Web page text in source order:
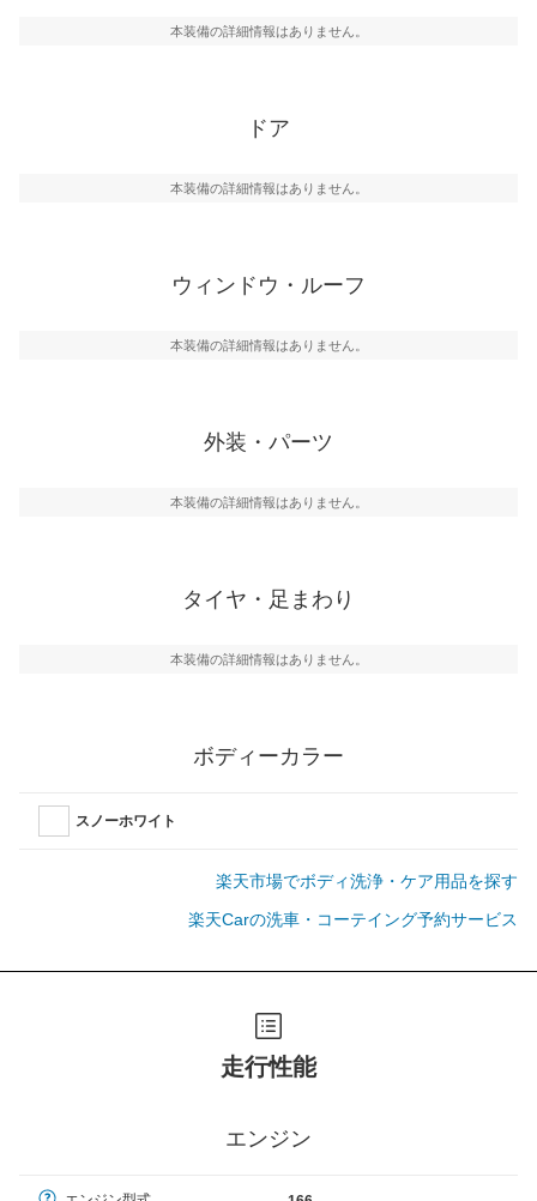
本装備の詳細情報はありません。
ドア
本装備の詳細情報はありません。
ウィンドウ・ルーフ
本装備の詳細情報はありません。
外装・パーツ
本装備の詳細情報はありません。
タイヤ・足まわり
本装備の詳細情報はありません。
ボディーカラー
スノーホワイト
楽天市場でボディ洗浄・ケア用品を探す
楽天Carの洗車・コーテイング予約サービス
走行性能
エンジン